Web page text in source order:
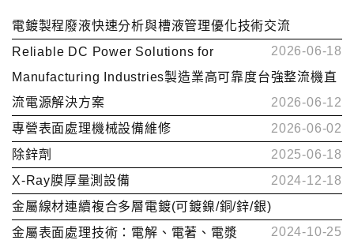
電鍍製程廢液快速分析與槽液管理優化技術交流
2026-06-18
Reliable DC Power Solutions for
Manufacturing Industries製造業高可靠度台強整流機直
流電源解決方案
2026-06-12
專營表面處理機械設備維修
2026-06-02
除鋅劑
2025-06-18
X-Ray膜厚量測設備
2024-12-18
金屬線材連續複合多層電鍍(可鍍鎳/銅/鋅/銀)
2024-10-25
金屬表面處理技術：電解、電著、電漿